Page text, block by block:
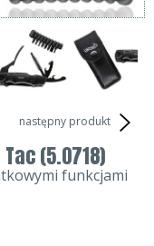
następny produkt
(5.0718)
funkcjami